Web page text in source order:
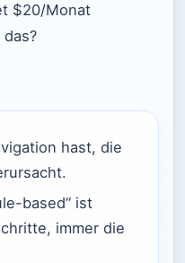
$20/Monat
hast, die
based“ ist
immer die